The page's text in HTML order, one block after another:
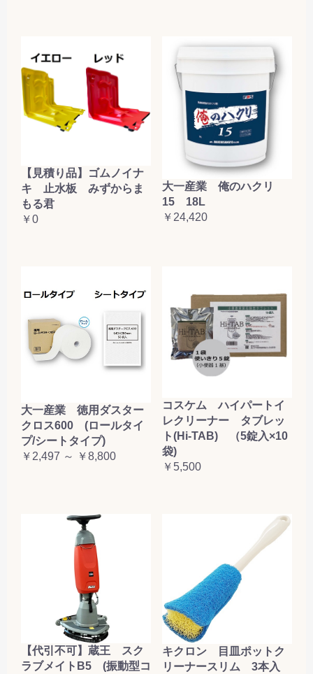
【見積り品】ゴムノイナ
キ 止水板 みずからま
もる君
￥0
大一産業 俺のハクリ
15 18L
￥24,420
大一産業 徳用ダスター
クロス600 (ロールタイ
プ/シートタイプ)
￥2,497 ～ ￥8,800
コスケム ハイパートイ
レクリーナー タブレッ
ト(Hi-TAB) （5錠入×10
袋)
￥5,500
【代引不可】蔵王 スク
ラブメイトB5 (振動型コ
キクロン 目皿ポットク
リーナースリム 3本入